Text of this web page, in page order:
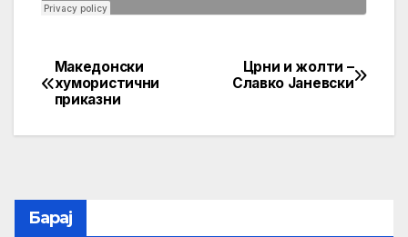
Post
navigation
Црни и жолти –
Славко Јаневски
Македонски
хумористични
приказни
Барај